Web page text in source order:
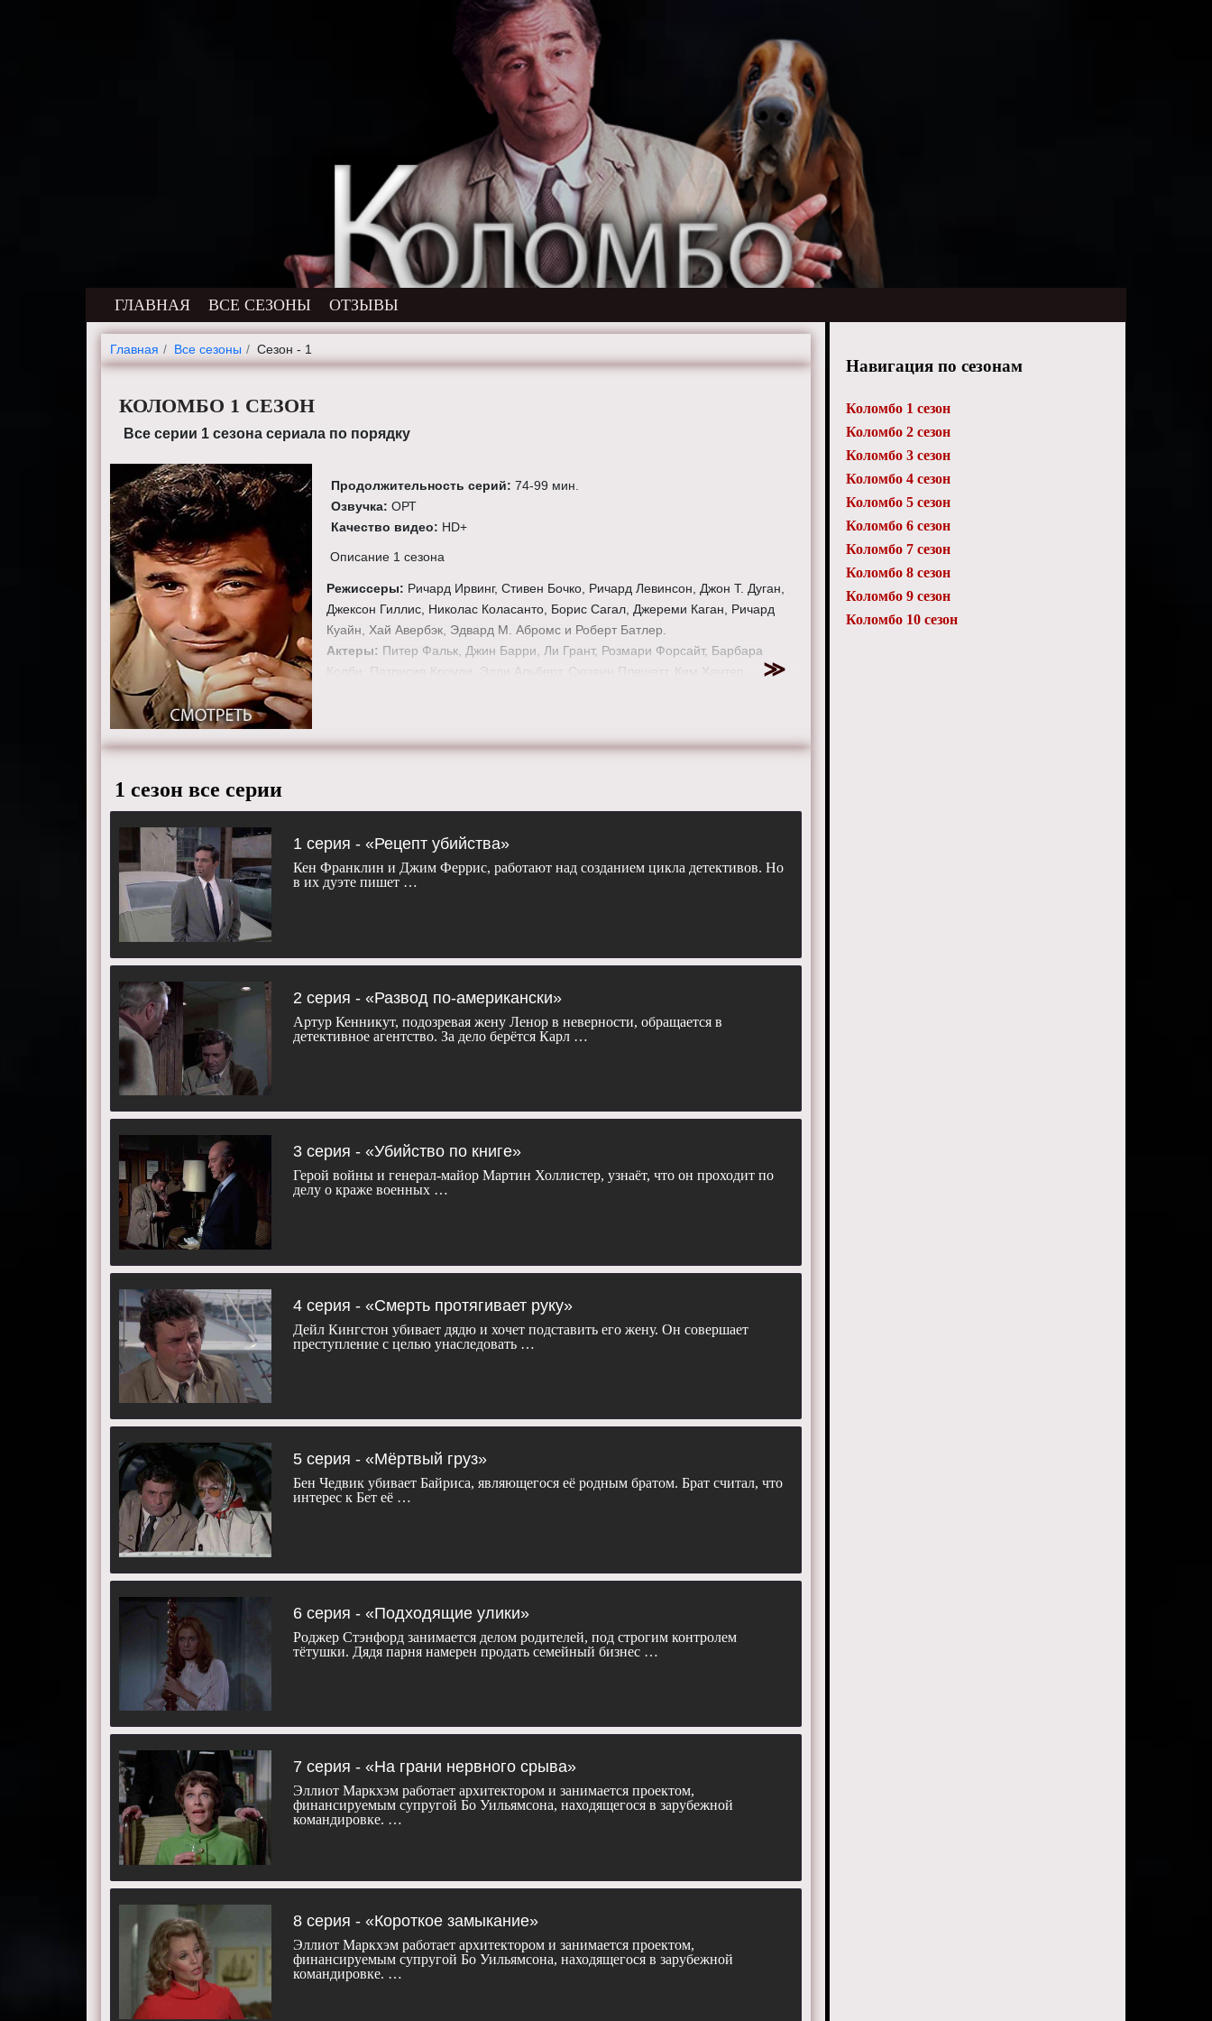
ГЛАВНАЯ ВСЕ СЕЗОНЫ ОТЗЫВЫ
Главная Все сезоны Сезон - 1
КОЛОМБО 1 СЕЗОН
Все серии 1 сезона сериала по порядку
Продолжительность серий:74-99 мин.
Озвучка:ОРТ
Качество видео: HD+
Описание 1 сезона
Режиссеры: Ричард Ирвинг, Стивен Бочко, Ричард Левинсон, Джон Т. Дуган,
Джексон Гиллис, Николас Коласанто, Борис Сагал, Джереми Каган, Ричард
Куайн, Хай Авербэк, Эдвард М. Абромс и Роберт Батлер.
Актеры: Питер Фальк, Джин Барри, Ли Грант, Розмари Форсайт, Барбара
Колби, Патрисия Кроули, Эдди Альберт, Сюзанн Плешетт, Ким Хантер,
планшете, пк или телевизоре.
1 сезон все серии
1 серия - «Рецепт убийства»
Кен Франклин и Джим Феррис, работают над созданием цикла детективов. Но
в их дуэте пишет …
2 серия - «Развод по-американски»
Артур Кенникут, подозревая жену Ленор в неверности, обращается в
детективное агентство. За дело берётся Карл …
3 серия - «Убийство по книге»
Герой войны и генерал-майор Мартин Холлистер, узнаёт, что он проходит по
делу о краже военных …
4 серия - «Смерть протягивает руку»
Дейл Кингстон убивает дядю и хочет подставить его жену. Он совершает
преступление с целью унаследовать …
5 серия - «Мёртвый груз»
Бен Чедвик убивает Байриса, являющегося её родным братом. Брат считал, что
интерес к Бет её …
6 серия - «Подходящие улики»
Роджер Стэнфорд занимается делом родителей, под строгим контролем
тётушки. Дядя парня намерен продать семейный бизнес …
7 серия - «На грани нервного срыва»
Эллиот Маркхэм работает архитектором и занимается проектом,
финансируемым супругой Бо Уильямсона, находящегося в зарубежной
командировке. …
8 серия - «Короткое замыкание»
Эллиот Маркхэм работает архитектором и занимается проектом,
финансируемым супругой Бо Уильямсона, находящегося в зарубежной
командировке. …
Навигация по сезонам
Коломбо 1 сезон
Коломбо 2 сезон
Коломбо 3 сезон
Коломбо 4 сезон
Коломбо 5 сезон
Коломбо 6 сезон
Коломбо 7 сезон
Коломбо 8 сезон
Коломбо 9 сезон
Коломбо 10 сезон